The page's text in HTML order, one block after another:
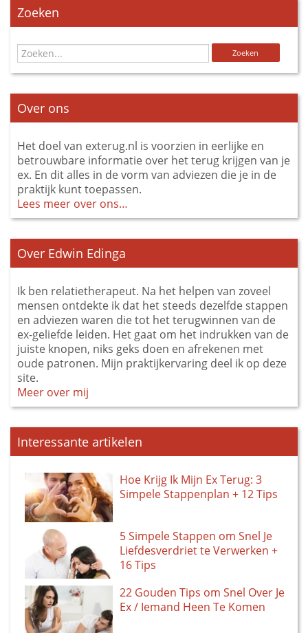
Zoeken
Over ons
Het doel van exterug.nl is voorzien in eerlijke en
betrouwbare informatie over het terug krijgen van je
ex. En dit alles in de vorm van adviezen die je in de
praktijk kunt toepassen.
Lees meer over ons…
Over Edwin Edinga
Ik ben relatietherapeut. Na het helpen van zoveel
mensen ontdekte ik dat het steeds dezelfde stappen
en adviezen waren die tot het terugwinnen van de
ex-geliefde leiden. Het gaat om het indrukken van de
juiste knopen, niks geks doen en afrekenen met
oude patronen. Mijn praktijkervaring deel ik op deze
site.
Meer over mij
Interessante artikelen
Hoe Krijg Ik Mijn Ex Terug: 3
Simpele Stappenplan + 12 Tips
5 Simpele Stappen om Snel Je
Liefdesverdriet te Verwerken +
16 Tips
22 Gouden Tips om Snel Over Je
Ex / Iemand Heen Te Komen